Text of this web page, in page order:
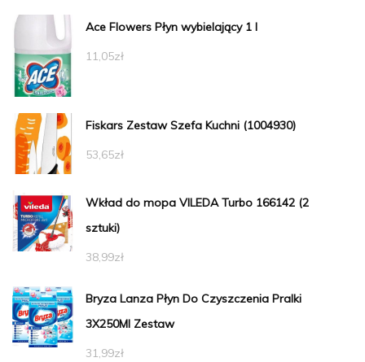
Ace Flowers Płyn wybielający 1 l
11,05zł
Fiskars Zestaw Szefa Kuchni (1004930)
53,65zł
Wkład do mopa VILEDA Turbo 166142 (2
sztuki)
38,99zł
Bryza Lanza Płyn Do Czyszczenia Pralki
3X250Ml Zestaw
31,99zł